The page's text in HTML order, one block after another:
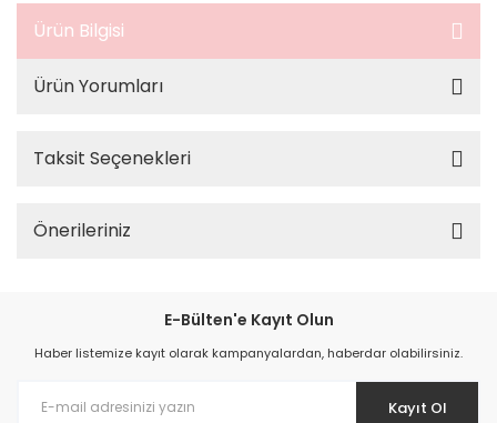
Ürün Bilgisi
Ürün Yorumları
Taksit Seçenekleri
Önerileriniz
E-Bülten'e Kayıt Olun
Haber listemize kayıt olarak kampanyalardan, haberdar olabilirsiniz.
Kayıt Ol